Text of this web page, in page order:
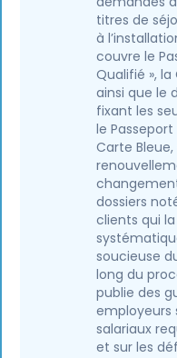
titres de
à
couvre le
Qualifié »,
ainsi que le
fixant les
le
Carte
dossiers
clients qui
soucieuse
long du
publie des
employeurs
salariaux
et sur les